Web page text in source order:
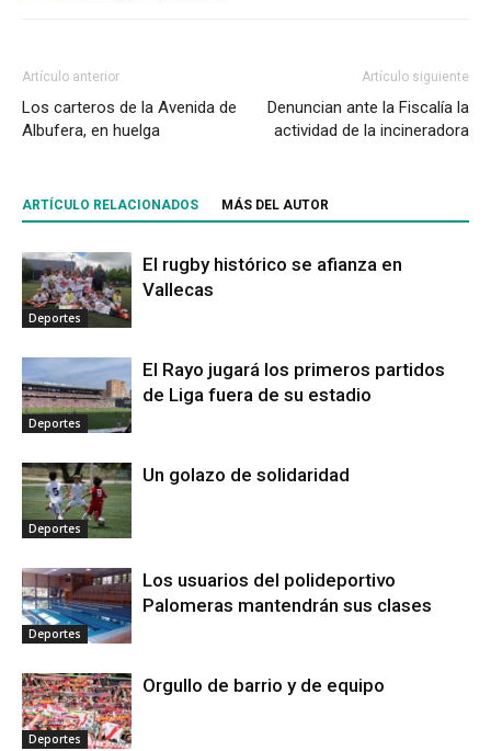
Artículo anterior
Los carteros de la Avenida de
Albufera, en huelga
Artículo siguiente
Denuncian ante la Fiscalía la
actividad de la incineradora
ARTÍCULO RELACIONADOS MÁS DEL AUTOR
Deportes
El rugby histórico se afianza en
Vallecas
Deportes
El Rayo jugará los primeros partidos
de Liga fuera de su estadio
Deportes
Un golazo de solidaridad
Deportes
Los usuarios del polideportivo
Palomeras mantendrán sus clases
Deportes
Orgullo de barrio y de equipo